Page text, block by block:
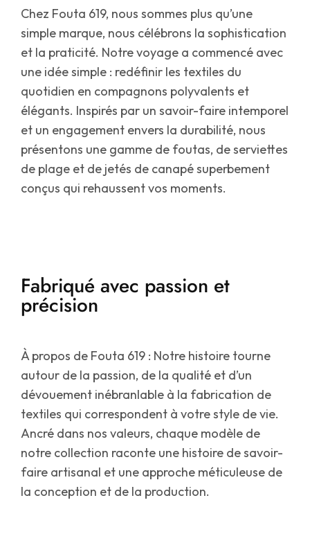
Chez Fouta 619, nous sommes plus qu’une
simple marque, nous célébrons la sophistication
et la praticité. Notre voyage a commencé avec
une idée simple : redéfinir les textiles du
quotidien en compagnons polyvalents et
élégants. Inspirés par un savoir-faire intemporel
et un engagement envers la durabilité, nous
présentons une gamme de foutas, de serviettes
de plage et de jetés de canapé superbement
conçus qui rehaussent vos moments.
Fabriqué avec passion et
précision
À propos de Fouta 619 : Notre histoire tourne
autour de la passion, de la qualité et d’un
dévouement inébranlable à la fabrication de
textiles qui correspondent à votre style de vie.
Ancré dans nos valeurs, chaque modèle de
notre collection raconte une histoire de savoir-
faire artisanal et une approche méticuleuse de
la conception et de la production.